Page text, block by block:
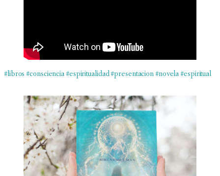
#libros #consciencia#espiritualidad#presentacion#novela#espiritual